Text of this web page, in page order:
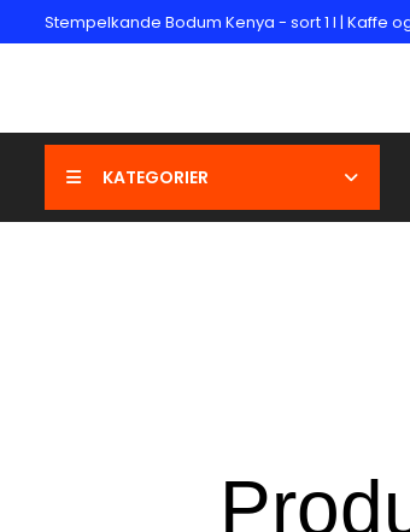
Stempelkande Bodum Kenya - sort 1 l | Kaffe
KATEGORIER